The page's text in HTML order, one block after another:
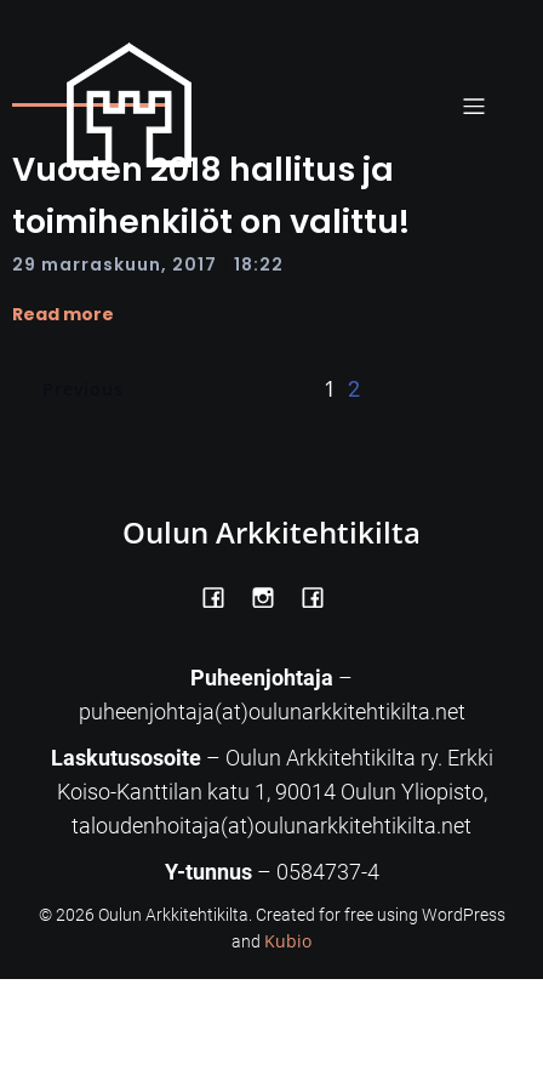
Vuoden 2018 hallitus ja
toimihenkilöt on valittu!
29 marraskuun, 2017 18:22
Read more
1 2
Oulun Arkkitehtikilta
Puheenjohtaja –
puheenjohtaja(at)oulunarkkitehtikilta.net
Laskutusosoite– Oulun Arkkitehtikilta ry. Erkki
Koiso-Kanttilan katu 1, 90014 Oulun Yliopisto,
taloudenhoitaja(at)oulunarkkitehtikilta.net
Y-tunnus – 0584737-4
© 2026 Oulun Arkkitehtikilta. Created for free using WordPress
and Kubio